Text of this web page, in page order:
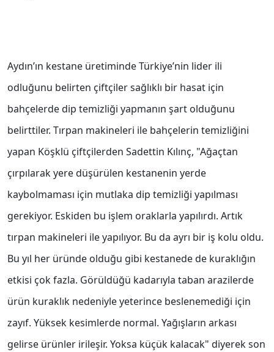
Aydın’ın kestane üretiminde Türkiye’nin lider ili
odluğunu belirten çiftçiler sağlıklı bir hasat için
bahçelerde dip temizliği yapmanın şart olduğunu
belirttiler. Tırpan makineleri ile bahçelerin temizliğini
yapan Köşklü çiftçilerden Sadettin Kılınç, "Ağaçtan
çırpılarak yere düşürülen kestanenin yerde
kaybolmaması için mutlaka dip temizliği yapılması
gerekiyor. Eskiden bu işlem oraklarla yapılırdı. Artık
tırpan makineleri ile yapılıyor. Bu da ayrı bir iş kolu oldu.
Bu yıl her üründe olduğu gibi kestanede de kuraklığın
etkisi çok fazla. Görüldüğü kadarıyla taban arazilerde
ürün kuraklık nedeniyle yeterince beslenemediği için
zayıf. Yüksek kesimlerde normal. Yağışların arkası
gelirse ürünler irileşir. Yoksa küçük kalacak" diyerek son